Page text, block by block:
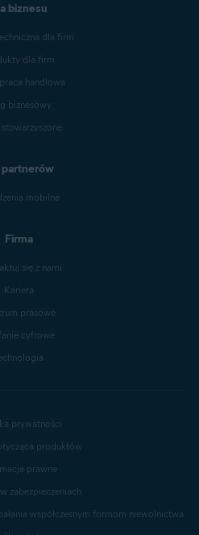
biznesu
dla firm
dla firm
handlowa
biznesowy
partnerów
mobilne
Firma
się z nami
Kariera
prasowe
cyfrowe
prywatności
produktów
prawne
zabezpieczeniach
współczesnym formom niewolnictwa